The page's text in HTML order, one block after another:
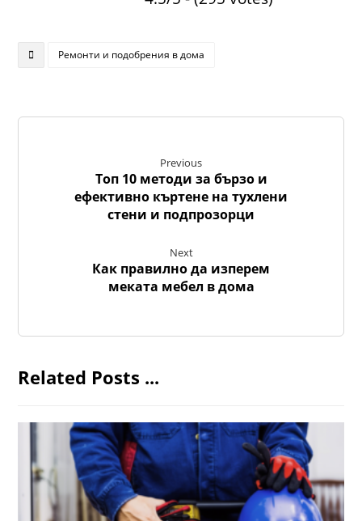
Ремонти и подобрения в дома
Previous
Топ 10 методи за бързо и
ефективно къртене на тухлени
стени и подпрозорци
Next
Как правилно да изперем
меката мебел в дома
Related Posts ...